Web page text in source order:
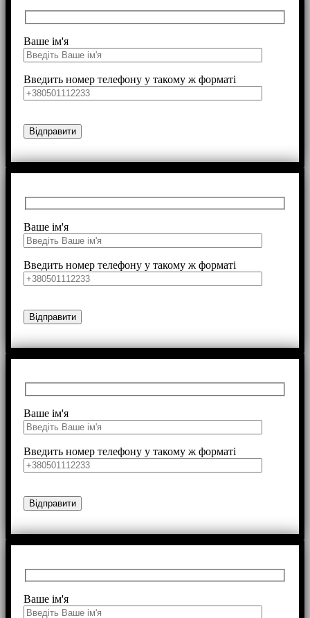
Ваше ім'я
Введить номер телефону у такому ж форматі
Ваше ім'я
Введить номер телефону у такому ж форматі
Ваше ім'я
Введить номер телефону у такому ж форматі
Ваше ім'я